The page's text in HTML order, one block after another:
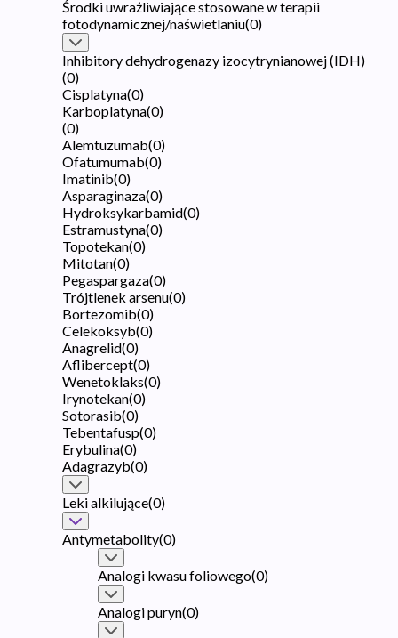
Środki uwrażliwiające stosowane w terapii
fotodynamicznej/naświetlaniu(0)
Inhibitory dehydrogenazy izocytrynianowej (IDH)
(0)
Cisplatyna(0)
Karboplatyna(0)
(0)
Alemtuzumab(0)
Ofatumumab(0)
Imatinib(0)
Asparaginaza(0)
Hydroksykarbamid(0)
Estramustyna(0)
Topotekan(0)
Mitotan(0)
Pegaspargaza(0)
Trójtlenek arsenu(0)
Bortezomib(0)
Celekoksyb(0)
Anagrelid(0)
Aflibercept(0)
Wenetoklaks(0)
Irynotekan(0)
Sotorasib(0)
Tebentafusp(0)
Erybulina(0)
Adagrazyb(0)
Leki alkilujące(0)
Antymetabolity(0)
Analogi kwasu foliowego(0)
Analogi puryn(0)